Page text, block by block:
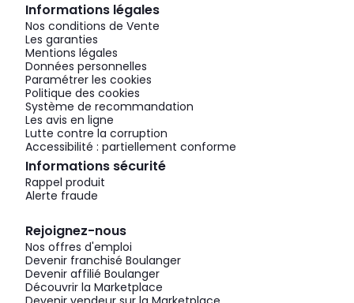
Informations légales
Nos conditions de Vente
Les garanties
Mentions légales
Données personnelles
Paramétrer les cookies
Politique des cookies
Système de recommandation
Les avis en ligne
Lutte contre la corruption
Accessibilité : partiellement conforme
Informations sécurité
Rappel produit
Alerte fraude
Rejoignez-nous
Nos offres d'emploi
Devenir franchisé Boulanger
Devenir affilié Boulanger
Découvrir la Marketplace